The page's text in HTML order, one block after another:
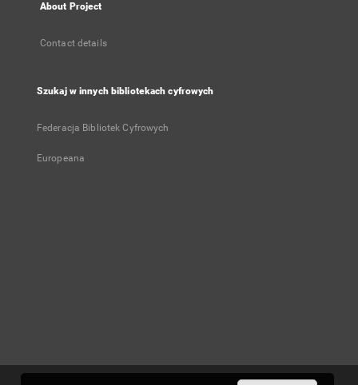
About Project
Contact details
Szukaj w innych bibliotekach cyfrowych
Federacja Bibliotek Cyfrowych
Europeana